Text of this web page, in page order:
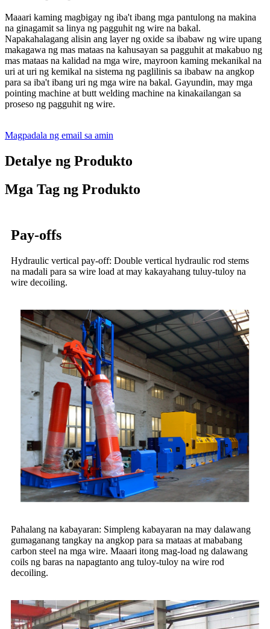
Maaari kaming magbigay ng iba't ibang mga pantulong na makina
na ginagamit sa linya ng pagguhit ng wire na bakal.
Napakahalagang alisin ang layer ng oxide sa ibabaw ng wire upang
makagawa ng mas mataas na kahusayan sa pagguhit at makabuo ng
mas mataas na kalidad na mga wire, mayroon kaming mekanikal na
uri at uri ng kemikal na sistema ng paglilinis sa ibabaw na angkop
para sa iba't ibang uri ng mga wire na bakal. Gayundin, may mga
pointing machine at butt welding machine na kinakailangan sa
proseso ng pagguhit ng wire.
Magpadala ng email sa amin
Detalye ng Produkto
Mga Tag ng Produkto
Pay-offs
Hydraulic vertical pay-off: Double vertical hydraulic rod stems
na madali para sa wire load at may kakayahang tuluy-tuloy na
wire decoiling.
Pahalang na kabayaran: Simpleng kabayaran na may dalawang
gumaganang tangkay na angkop para sa mataas at mababang
carbon steel na mga wire. Maaari itong mag-load ng dalawang
coils ng baras na napagtanto ang tuloy-tuloy na wire rod
decoiling.